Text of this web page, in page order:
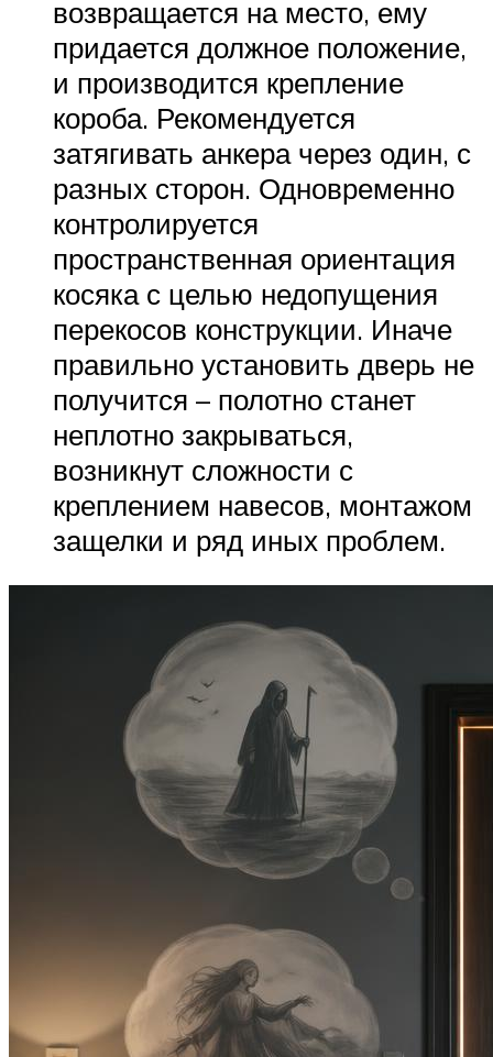
возвращается на место, ему
придается должное положение,
и производится крепление
короба. Рекомендуется
затягивать анкера через один, с
разных сторон. Одновременно
контролируется
пространственная ориентация
косяка с целью недопущения
перекосов конструкции. Иначе
правильно установить дверь не
получится – полотно станет
неплотно закрываться,
возникнут сложности с
креплением навесов, монтажом
защелки и ряд иных проблем.